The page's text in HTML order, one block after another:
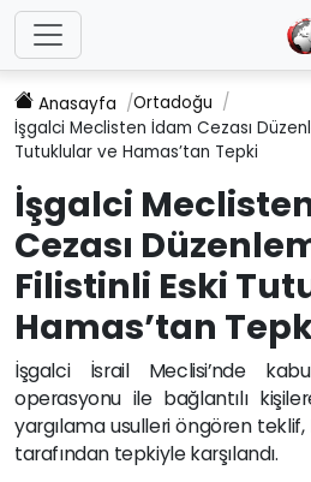
Anasayfa
Ortadoğu
İşgalci Meclisten İdam Cezası
Tutuklular ve Hamas’tan Tepki
İşgalci
Cezası
Filistinli Eski
Hamas’tan
İşgalci İsrail Meclisi’nde
operasyonu ile bağlantılı
yargılama usulleri öngören teklif,
tarafından tepkiyle karşılandı.